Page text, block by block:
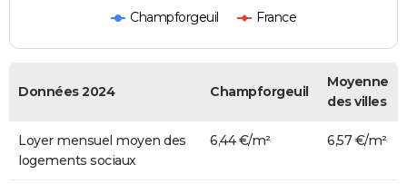
Champforgeuil France
Données 2024 Champforgeuil
Moyenne
des villes
Loyer mensuel moyen des
logements sociaux
6,44 €/m² 6,57 €/m²